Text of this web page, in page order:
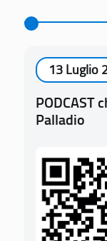
13 Luglio
PODCAST
Palladio